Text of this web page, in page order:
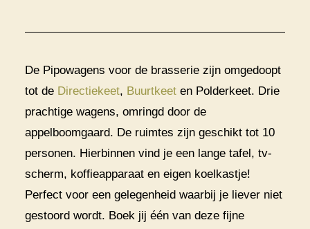
De Pipowagens voor de brasserie zijn omgedoopt
tot de Directiekeet, Buurtkeeten Polderkeet. Drie
prachtige wagens, omringd door de
appelboomgaard. De ruimtes zijn geschikt tot 10
personen. Hierbinnen vind je een lange tafel, tv-
scherm, koffieapparaat en eigen koelkastje!
Perfect voor een gelegenheid waarbij je liever niet
gestoord wordt. Boek jij één van deze fijne